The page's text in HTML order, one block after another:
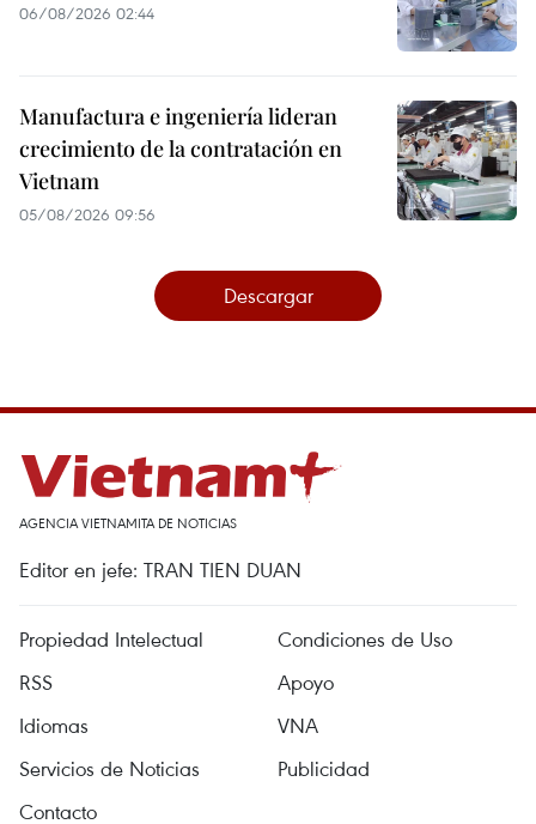
06/08/2026 02:44
Manufactura e ingeniería lideran
crecimiento de la contratación en
Vietnam
05/08/2026 09:56
Descargar
AGENCIA VIETNAMITA DE NOTICIAS
Editor en jefe: TRAN TIEN DUAN
Propiedad Intelectual
Condiciones de Uso
RSS
Apoyo
Idiomas
VNA
Servicios de Noticias
Publicidad
Contacto